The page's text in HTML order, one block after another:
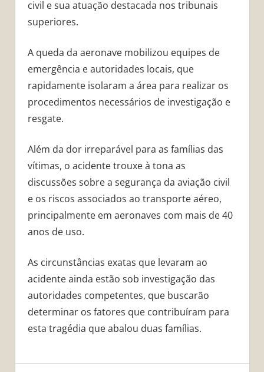
civil e sua atuação destacada nos tribunais
superiores.
A queda da aeronave mobilizou equipes de
emergência e autoridades locais, que
rapidamente isolaram a área para realizar os
procedimentos necessários de investigação e
resgate.
Além da dor irreparável para as famílias das
vítimas, o acidente trouxe à tona as
discussões sobre a segurança da aviação civil
e os riscos associados ao transporte aéreo,
principalmente em aeronaves com mais de 40
anos de uso.
As circunstâncias exatas que levaram ao
acidente ainda estão sob investigação das
autoridades competentes, que buscarão
determinar os fatores que contribuíram para
esta tragédia que abalou duas famílias.